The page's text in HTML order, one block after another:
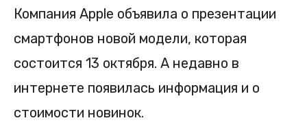
Компания Apple объявила о презентации
смартфонов новой модели, которая
состоится 13 октября. А недавно в
интернете появилась информация и о
стоимости новинок.